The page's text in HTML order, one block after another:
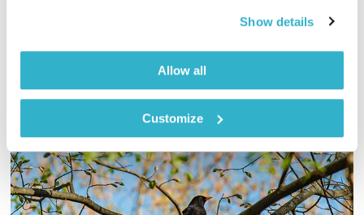
Show details
Allow all
Customize